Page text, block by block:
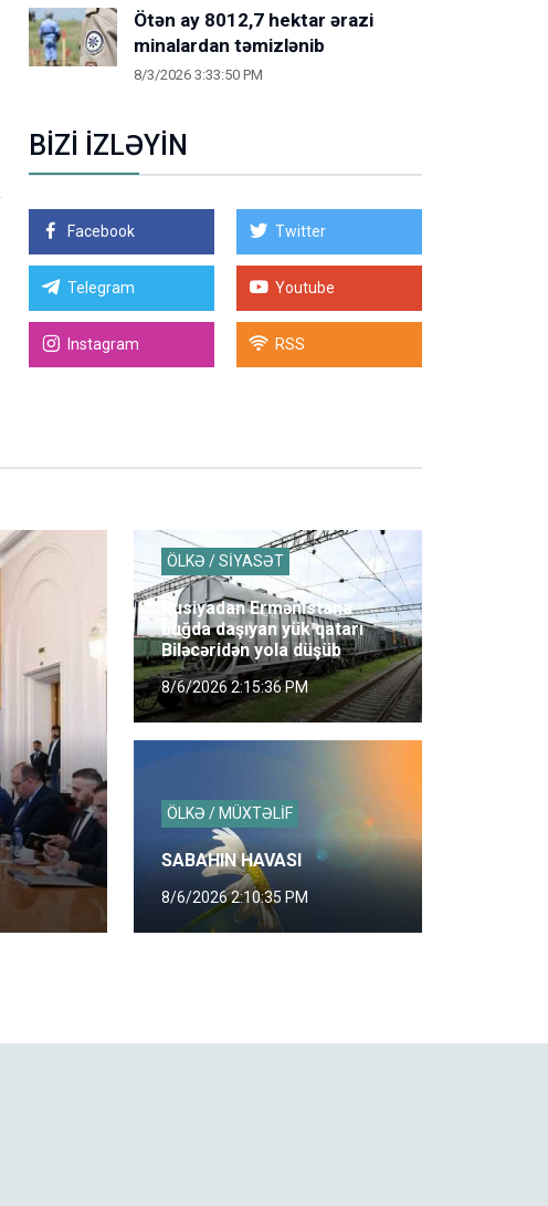
Ötən ay 8012,7 hektar ərazi
minalardan təmizlənib
8/3/2026 3:33:50 PM
BİZİ İZLƏYİN
Facebook Twitter
Telegram Youtube
Instagram RSS
ÖLKƏ / SİYASƏT
Rusiyadan Ermənistana
buğda daşıyan yük qatarı
Biləcəridən yola düşüb
8/6/2026 2:15:36 PM
ÖLKƏ / MÜXTƏLİF
SABAHIN HAVASI
8/6/2026 2:10:35 PM